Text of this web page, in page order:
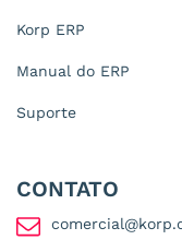
Korp ERP
Manual do ERP
Suporte
CONTATO